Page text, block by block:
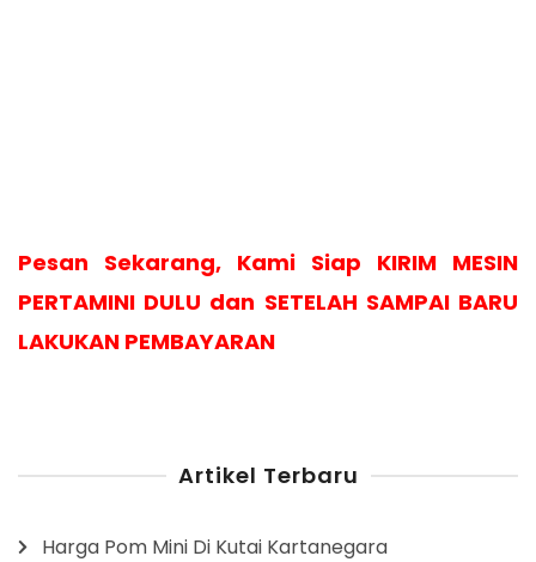
Pesan Sekarang, Kami Siap KIRIM MESIN
PERTAMINI DULU dan SETELAH SAMPAI BARU
LAKUKAN PEMBAYARAN
Artikel Terbaru
Harga Pom Mini Di Kutai Kartanegara